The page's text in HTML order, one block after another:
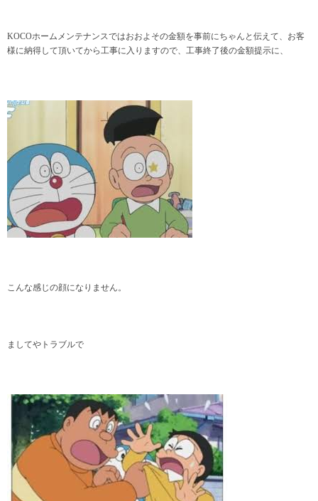
KOCOホームメンテナンスではおおよその金額を事前にちゃんと伝えて、お客
様に納得して頂いてから工事に入りますので、工事終了後の金額提示に、
こんな感じの顔になりません。
ましてやトラブルで